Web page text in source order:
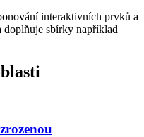
interaktivních prvků a
doplňuje sbírky například